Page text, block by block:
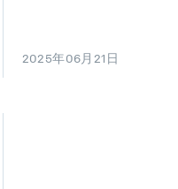
2025年06月21日